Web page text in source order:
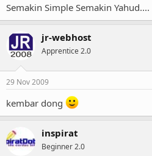
Semakin Simple Semakin Yahud....
jr-webhost
Apprentice 2.0
29 Nov 2009
kembar dong
inspirat
Beginner 2.0